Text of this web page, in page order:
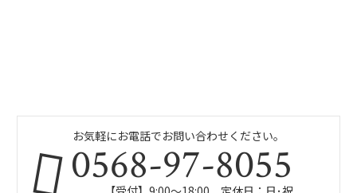
お気軽にお電話でお問い合わせください。
0568-97-8055